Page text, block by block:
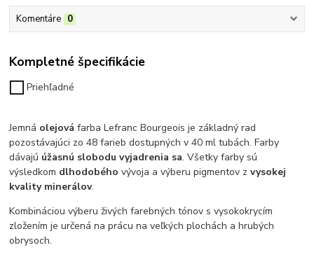
Komentáre 0
Kompletné špecifikácie
Priehľadné
Jemná olejováfarba Lefranc Bourgeois je základný rad
pozostávajúci zo 48 farieb dostupných v 40 ml tubách. Farby
dávajú úžasnú slobodu vyjadrenia sa.Všetky farby sú
výsledkom dlhodobéhovývoja a výberu pigmentov zvysokej
kvality minerálov.
Kombináciou výberu živých farebných tónov s vysokokrycím
zložením je určená na prácu na veľkých plochách a hrubých
obrysoch.